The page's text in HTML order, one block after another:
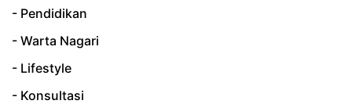
- Pendidikan
- Warta Nagari
- Lifestyle
- Konsultasi